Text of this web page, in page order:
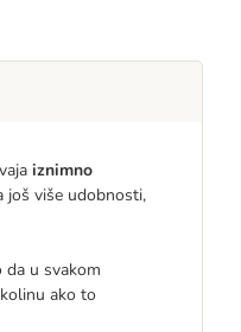
iznimno
još više udobnosti,
da u svakom
ako to